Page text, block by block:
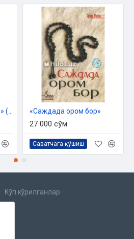
«Саждада ором бор»
27 000 сўм
Саватчага қўшиш
Кўп кўрилганлар